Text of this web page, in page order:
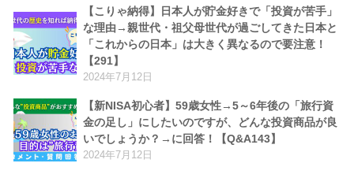
【こりゃ納得】日本人が貯金好きで「投資が苦手」
な理由→親世代・祖父母世代が過ごしてきた日本と
「これからの日本」は大きく異なるので要注意！
【291】
2024年7月12日
【新NISA初心者】59歳女性→5～6年後の「旅行資
金の足し」にしたいのですが、どんな投資商品が良
いでしょうか？→に回答！【Q&A143】
2024年7月12日